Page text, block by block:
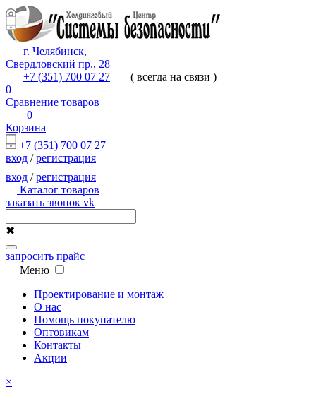
г. Челябинск,
Свердловский пр., 28
+7 (351) 700 07 27
( всегда на связи )
0
Сравнение товаров
0
Корзина
+7 (351) 700 07 27
вход /регистрация
вход /регистрация
Каталог товаров
заказать звонок vk
✖
запросить прайс
Меню
Проектирование и монтаж
О нас
Помощь покупателю
Оптовикам
Контакты
Акции
×